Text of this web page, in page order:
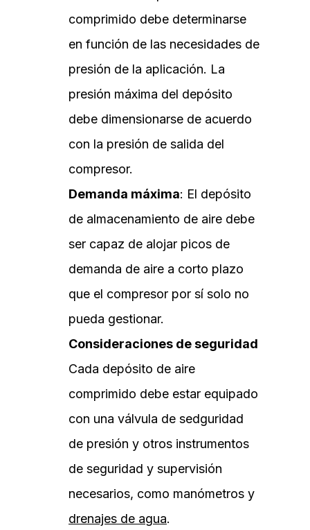
comprimido debe determinarse
en función de las necesidades de
presión de la aplicación. La
presión máxima del depósito
debe dimensionarse de acuerdo
con la presión de salida del
compresor.
Demanda máxima: El depósito
de almacenamiento de aire debe
ser capaz de alojar picos de
demanda de aire a corto plazo
que el compresor por sí solo no
pueda gestionar.
Consideraciones de seguridad
Cada depósito de aire
comprimido debe estar equipado
con una válvula de sedguridad
de presión y otros instrumentos
de seguridad y supervisión
necesarios, como manómetros y
drenajes de agua.